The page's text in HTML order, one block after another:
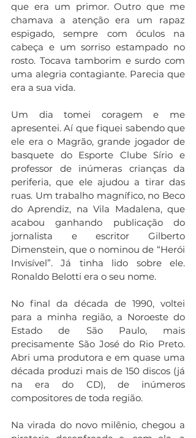
que era um primor. Outro que me
chamava a atenção era um rapaz
espigado, sempre com óculos na
cabeça e um sorriso estampado no
rosto. Tocava tamborim e surdo com
uma alegria contagiante. Parecia que
era a sua vida.
Um dia tomei coragem e me
apresentei. Aí que fiquei sabendo que
ele era o Magrão, grande jogador de
basquete do Esporte Clube Sírio e
professor de inúmeras crianças da
periferia, que ele ajudou a tirar das
ruas. Um trabalho magnífico, no Beco
do Aprendiz, na Vila Madalena, que
acabou ganhando publicação do
jornalista e escritor Gilberto
Dimenstein, que o nominou de “Herói
Invisível”. Já tinha lido sobre ele.
Ronaldo Belotti era o seu nome.
No final da década de 1990, voltei
para a minha região, a Noroeste do
Estado de São Paulo, mais
precisamente São José do Rio Preto.
Abri uma produtora e em quase uma
década produzi mais de 150 discos (já
na era do CD), de inúmeros
compositores de toda região.
Na virada do novo milênio, chegou a